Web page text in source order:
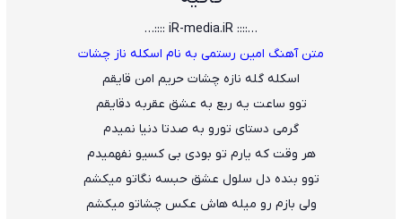
…:::: iR-media.iR ::::…
متن آهنگ امین رستمی به نام اسکله ناز چشات
اسکله گله نازه چشات حریم امن قایقم
توو ساعت یه ربع به عشق عقربه دقایقم
گرمی دستای تورو به صدتا دنیا نمیدم
هر وقت که یارم تو بودی بی کسیو نفهمیدم
توو بنده دل سلول عشق حبسه نگاتو میکشم
ولی بازم رو میله هاش عکس چشاتو میکشم